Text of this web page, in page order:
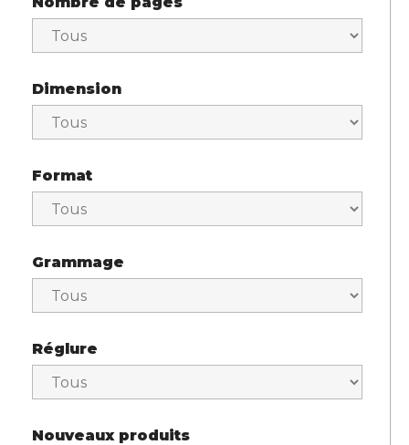
Dimension
Format
Grammage
Réglure
Nouveaux produits